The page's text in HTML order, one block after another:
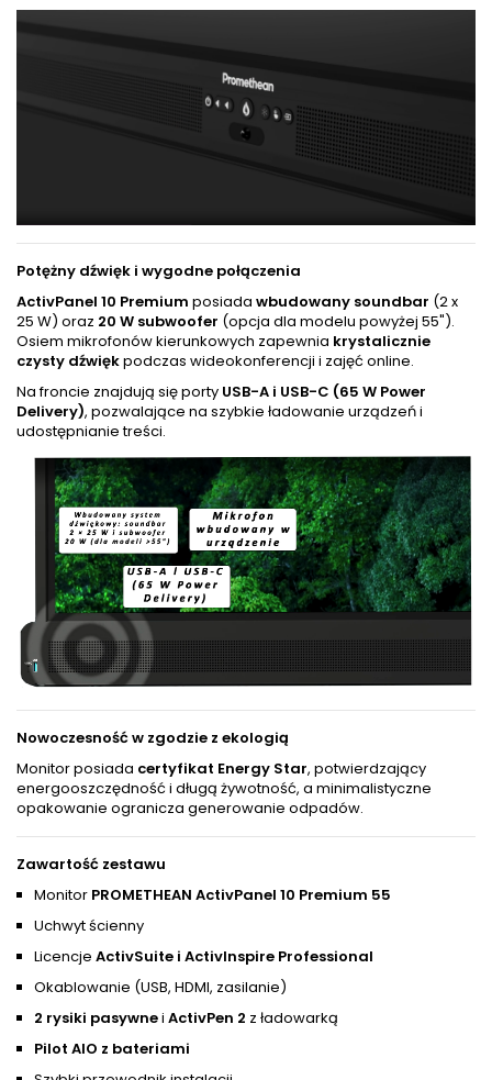
Potężny dźwięk i wygodne połączenia
ActivPanel 10 Premium posiada wbudowany soundbar (2 x
25 W) oraz 20 W subwoofer (opcja dla modelu powyżej 55").
Osiem mikrofonów kierunkowych zapewnia krystalicznie
czysty dźwiękpodczas wideokonferencji i zajęć online.
Na froncie znajdują się porty USB-A i USB-C (65 W Power
Delivery), pozwalające na szybkie ładowanie urządzeń i
udostępnianie treści.
Nowoczesność w zgodzie z ekologią
Monitor posiada certyfikat Energy Star, potwierdzający
energooszczędność i długą żywotność, a minimalistyczne
opakowanie ogranicza generowanie odpadów.
Zawartość zestawu
Monitor PROMETHEAN ActivPanel 10 Premium 55
Uchwyt ścienny
Licencje ActivSuite i ActivInspire Professional
Okablowanie (USB, HDMI, zasilanie)
2 rysiki pasywnei ActivPen 2 z ładowarką
Pilot AIO z bateriami